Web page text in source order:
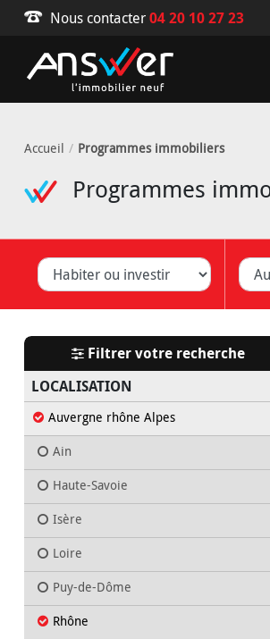
Nous contacter04 20 10 27 23
Accueil Programmes immobiliers
Programmes
ou investir
Filtrer votre recherche
LOCALISATION
Auvergne rhône Alpes
Ain
Haute-Savoie
Isère
Loire
Puy-de-Dôme
Rhône